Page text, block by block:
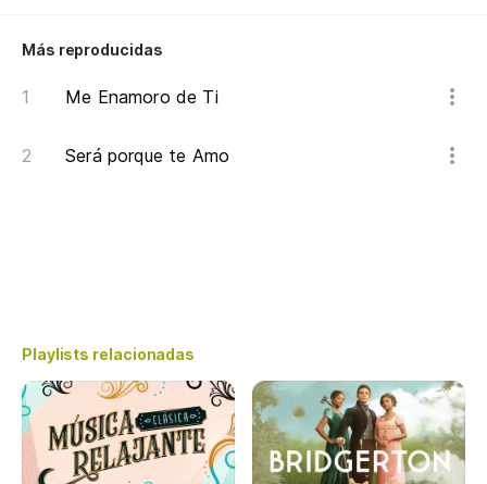
Más reproducidas
Me Enamoro de Ti
Será porque te Amo
Playlists relacionadas